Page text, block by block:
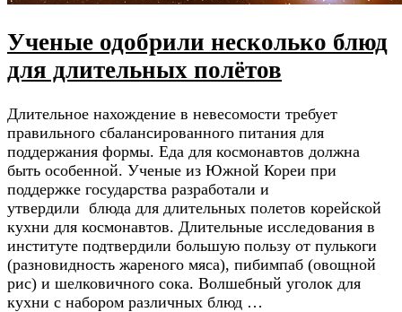
Ученые одобрили несколько блюд
для длительных полётов
Длительное нахождение в невесомости требует
правильного сбалансированного питания для
поддержания формы. Еда для космонавтов должна
быть особенной. Ученые из Южной Кореи при
поддержке государства разработали и
утвердили блюда для длительных полетов корейской
кухни для космонавтов. Длительные исследования в
институте подтвердили большую пользу от пулькоги
(разновидность жареного мяса), пибимпаб (овощной
рис) и шелковичного сока. Волшебный уголок для
кухни с набором различных блюд …